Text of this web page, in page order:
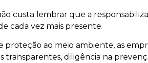
custa lembrar que a
cada vez mais presente.
ao meio ambiente, as
transparentes, diligência na